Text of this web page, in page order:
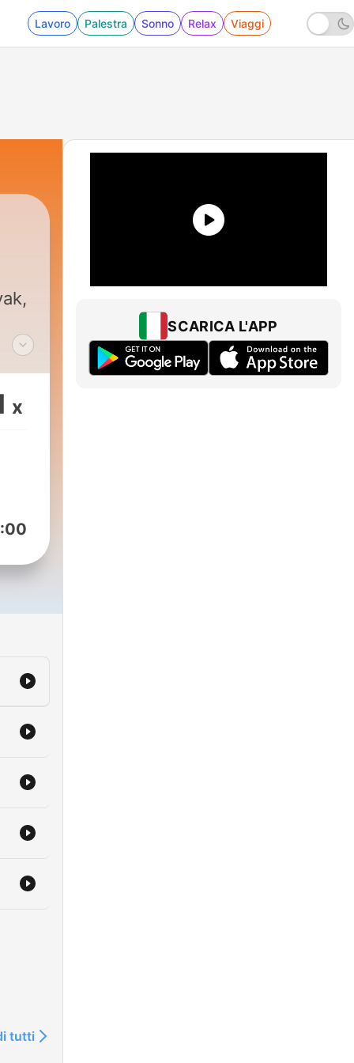
Lavoro Palestra Sonno Relax Viaggi
x
tutti
SCARICA L'APP